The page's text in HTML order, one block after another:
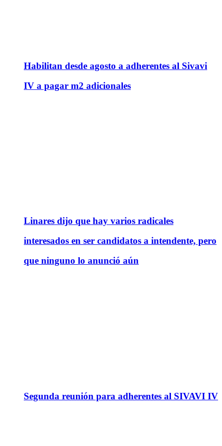
Habilitan desde agosto a adherentes al Sivavi
IV a pagar m2 adicionales
Linares dijo que hay varios radicales
interesados en ser candidatos a intendente, pero
que ninguno lo anunció aún
Segunda reunión para adherentes al SIVAVI IV